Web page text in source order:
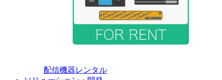
配信機器レンタル